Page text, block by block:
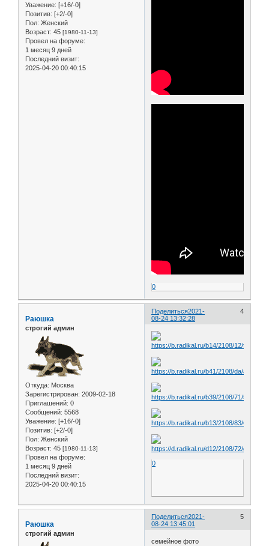
Уважение: [+16/-0]
Позитив: [+2/-0]
Пол: Женский
Возраст: 45 [1980-11-13]
Провел на форуме:
1 месяц 9 дней
Последний визит:
2025-04-20 00:40:15
0
Поделиться 4
2021-
08-24 13:32:28
Раюшка
строгий админ
Откуда: Москва
Зарегистрирован: 2009-02-18
Приглашений: 0
Сообщений: 5568
Уважение: [+16/-0]
Позитив: [+2/-0]
Пол: Женский
Возраст: 45 [1980-11-13]
Провел на форуме:
1 месяц 9 дней
Последний визит:
2025-04-20 00:40:15
0
Поделиться 5
2021-
08-24 13:45:01
Раюшка
строгий админ
семейное фото